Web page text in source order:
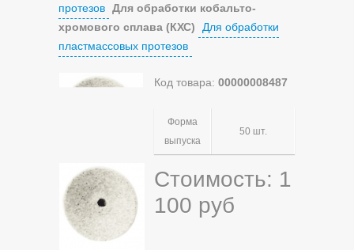
протезов Для обработки кобальто-
хромового сплава (КХС)
Для обработки
пластмассовых протезов
Код товара: 00000008487
Форма
выпуска
50 шт.
Стоимость: 1
100 руб